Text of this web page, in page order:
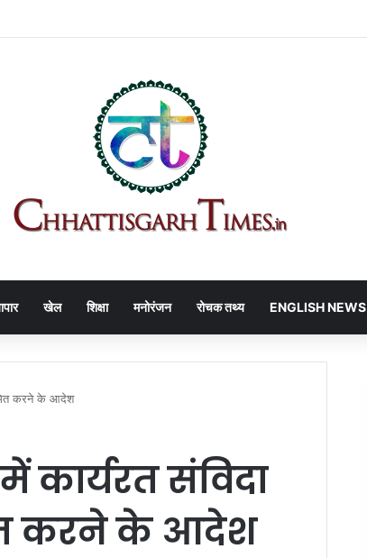
में बड़ा हादसा!
खेल शिक्षा मनोरंजन रोचक तथ्य ENGLISH NEWS
करने के आदेश
संविदा
करने के आदेश